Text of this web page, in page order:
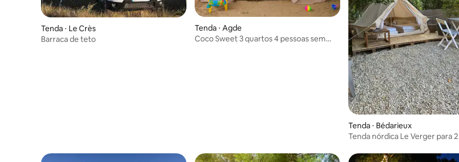
Tenda ⋅ Le Crès
Barraca de teto
Tenda ⋅ Agde
Coco Sweet 3 quartos 4 pessoas sem
Tenda ⋅ Bédarieux
Tenda nórdica Le Verger para